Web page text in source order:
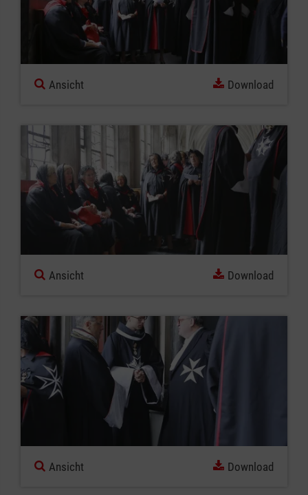
Ansicht Download
Ansicht Download
Ansicht Download